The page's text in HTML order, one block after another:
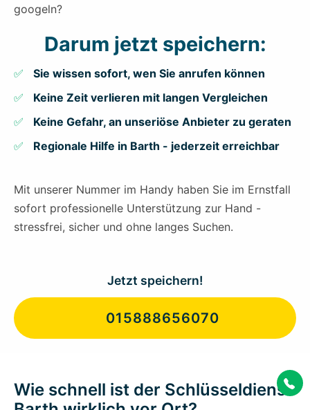
googeln?
Darum jetzt speichern:
Sie wissen sofort, wen Sie anrufen können
Keine Zeit verlieren mit langen Vergleichen
Keine Gefahr, an unseriöse Anbieter zu geraten
Regionale Hilfe in Barth - jederzeit erreichbar
Mit unserer Nummer im Handy haben Sie im Ernstfall
sofort professionelle Unterstützung zur Hand -
stressfrei, sicher und ohne langes Suchen.
Jetzt speichern!
015888656070
Wie schnell ist der Schlüsseldienst